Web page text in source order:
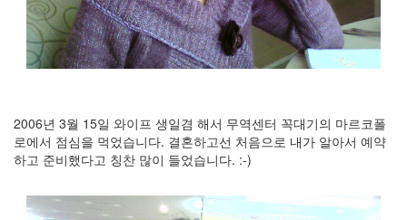
2006년 3월 15일 와이프 생일겸 해서 무역센터 꼭대기의 마르코폴
로에서 점심을 먹었습니다. 결혼하고선 처음으로 내가 알아서 예약
하고 준비했다고 칭찬 많이 들었습니다. :-)
Scuba
Diving
제
뷰
5
Posts